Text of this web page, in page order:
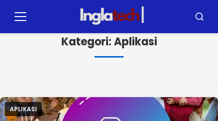
Menu
Kategori:Aplikasi
APLIKASI